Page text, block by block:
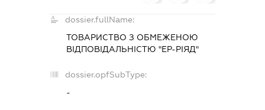
dossier.fullName:
ТОВАРИСТВО З ОБМЕЖЕНОЮ
ВІДПОВІДАЛЬНІСТЮ "ЕР-РІЯД"
dossier.opfSubType:
-